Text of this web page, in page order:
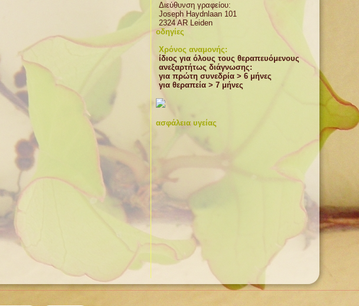
Διεύθυνση γραφείου:
Joseph Haydnlaan 101
2324 AR Leiden
οδηγίες
Χρόνος αναμονής:
ίδιος για όλους τους θεραπευόμενους
ανεξαρτήτως διάγνωσης:
για πρώτη συνεδρία > 6 μήνες
για θεραπεία > 7 μήνες
ασφάλεια υγείας